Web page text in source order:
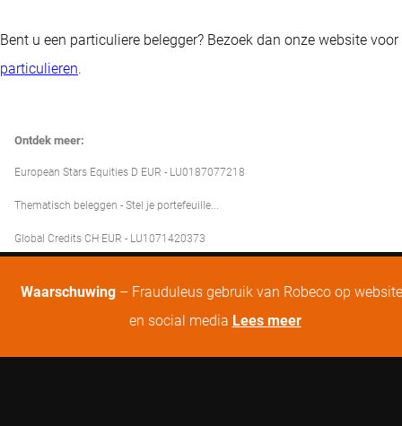
Bent u een particuliere belegger? Bezoek dan onze website voor
particulieren.
Ontdek meer:
European Stars Equities D EUR - LU0187077218
Thematisch beleggen - Stel je portefeuille...
Global Credits CH EUR - LU1071420373
Waarschuwing – Frauduleus gebruik van Robeco op
en social media Lees meer